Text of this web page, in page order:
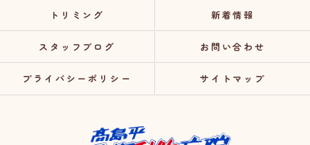
トリミング 新着情報
スタッフブログ お問い合わせ
プライバシーポリシー サイトマップ